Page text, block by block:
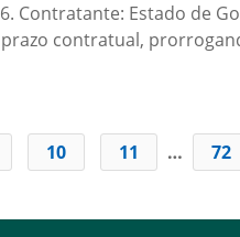
Contratante: Estado de
prazo contratual,
10 11 … 72